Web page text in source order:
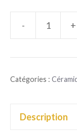
- +
Catégories :
Description